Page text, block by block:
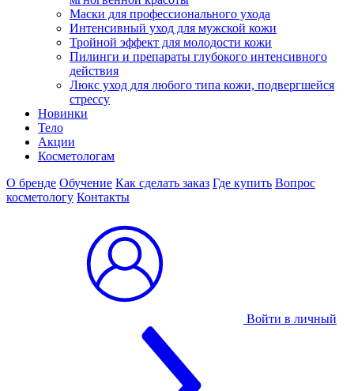
Маски для профессионального ухода
Интенсивный уход для мужской кожи
Тройной эффект для молодости кожи
Пилинги и препараты глубокого интенсивного
действия
Люкс уход для любого типа кожи, подвергшейся
стрессу
Новинки
Тело
Акции
Косметологам
О бренде Обучение Как сделать заказ Где купить Вопрос
косметологу Контакты
Войти в личный